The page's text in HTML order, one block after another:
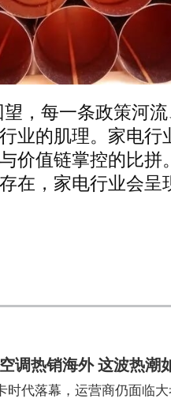
，每一条政策河
业的肌理。家电行
价值链掌控的比拼
在，家电行业会呈
调热销海外 这波热潮
时代落幕，运营商仍面临